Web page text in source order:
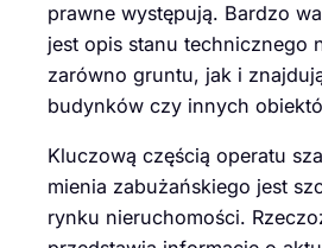
prawne występują. Bardzo
jest opis stanu technicznego
zarówno gruntu, jak i
budynków czy innych
Kluczową częścią operatu
mienia zabużańskiego jest
rynku nieruchomości.